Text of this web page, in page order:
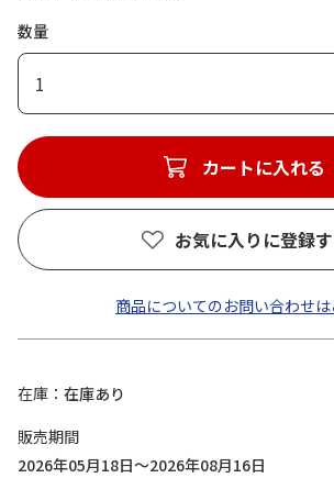
数量
1
カートに入れる
お気に入りに登録
商品についてのお問い合わせは
在庫
在庫あり
販売期間
2026年05月18日～2026年08月16日